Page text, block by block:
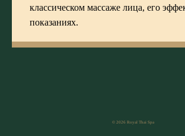
классическом массаже лица, его
показаниях.
© 2026 Royal Thai Spa